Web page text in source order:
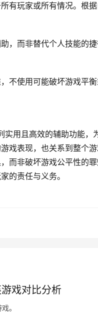
有玩家或所有情况。根
，而非替代个人技能的
不使用可能破坏游戏平
用且高效的辅助功能，
戏表现，也关系到整个
而非破坏游戏公平性的
的责任与义务。
戏对比分析
。